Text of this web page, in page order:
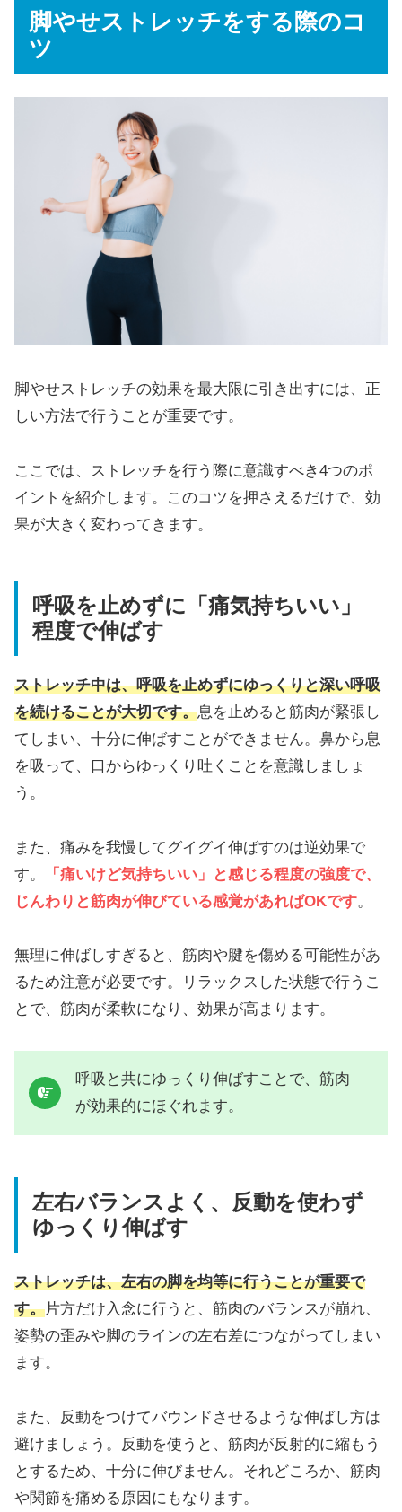
脚やせストレッチをする際のコ
ツ
脚やせストレッチの効果を最大限に引き出すには、正
しい方法で行うことが重要です。
ここでは、ストレッチを行う際に意識すべき4つのポ
イントを紹介します。このコツを押さえるだけで、効
果が大きく変わってきます。
呼吸を止めずに「痛気持ちいい」
程度で伸ばす
ストレッチ中は、呼吸を止めずにゆっくりと深い呼吸
を続けることが大切です。息を止めると筋肉が緊張し
てしまい、十分に伸ばすことができません。鼻から息
を吸って、口からゆっくり吐くことを意識しましょ
う。
また、痛みを我慢してグイグイ伸ばすのは逆効果で
す。
「痛いけど気持ちいい」と感じる程度の強度で、
じんわりと筋肉が伸びている感覚があればOKです。
無理に伸ばしすぎると、筋肉や腱を傷める可能性があ
るため注意が必要です。リラックスした状態で行うこ
とで、筋肉が柔軟になり、効果が高まります。
呼吸と共にゆっくり伸ばすことで、筋肉
が効果的にほぐれます。
左右バランスよく、反動を使わず
ゆっくり伸ばす
ストレッチは、左右の脚を均等に行うことが重要で
す。片方だけ入念に行うと、筋肉のバランスが崩れ、
姿勢の歪みや脚のラインの左右差につながってしまい
ます。
また、反動をつけてバウンドさせるような伸ばし方は
避けましょう。反動を使うと、筋肉が反射的に縮もう
とするため、十分に伸びません。それどころか、筋肉
や関節を痛める原因にもなります。